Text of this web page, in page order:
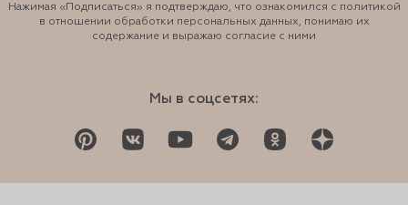
Нажимая «Подписаться» я подтверждаю, что ознакомился с политикой
в отношении обработки персональных данных, понимаю их
содержание и выражаю согласие с ними
Мы в соцсетях: